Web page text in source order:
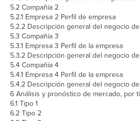
5.2 Compañía 2
5.2.1 Empresa 2 Perfil de empresa
5.2.2 Descripción general del negocio
5.3 Compañía 3
5.3.1 Empresa 3 Perfil de la empresa
5.3.2 Descripción general del negocio
5.4 Compañía 4
5.4.1 Empresa 4 Perfil de la empresa
5.4.2 Descripción general del negocio
6 Análisis y pronóstico de mercado, por
6.1 Tipo 1
6.2 Tipo 2